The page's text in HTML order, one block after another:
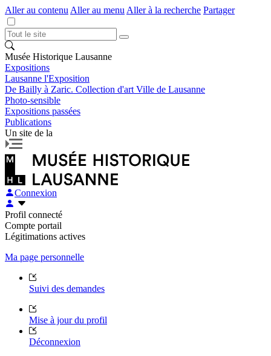
Aller au contenu Aller au menu Aller à la recherche Partager
Musée Historique Lausanne
Expositions
Lausanne l'Exposition
De Bailly à Zaric. Collection d'art Ville de Lausanne
Photo-sensible
Expositions passées
Publications
Un site de la
Connexion
Profil connecté
Compte portail
Légitimations actives
Ma page personnelle
Suivi des demandes
Mise à jour du profil
Déconnexion